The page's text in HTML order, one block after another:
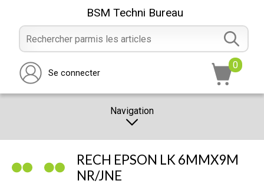
BSM Techni Bureau
Se connecter
0
Navigation
PROMOTION
RECH EPSON LK 6MMX9M
NR/JNE